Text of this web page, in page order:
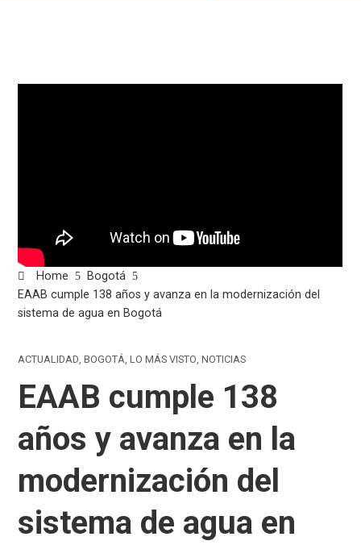
Home
Bogotá
EAAB cumple 138 años y avanza en la modernización del
sistema de agua en Bogotá
ACTUALIDAD,BOGOTÁ,LO MÁS VISTO,NOTICIAS
EAAB cumple 138
años y avanza en la
modernización del
sistema de agua en